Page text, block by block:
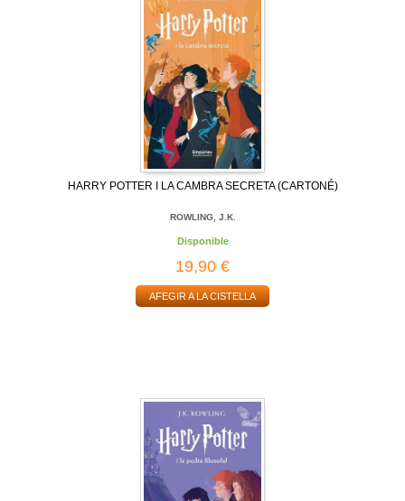
HARRY POTTER I LA CAMBRA SECRETA (CARTONÉ)
ROWLING, J.K.
Disponible
19,90 €
AFEGIR A LA CISTELLA